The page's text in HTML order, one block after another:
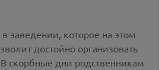
заведении, которое на этом
достойно организовать
скорбные дни родственникам